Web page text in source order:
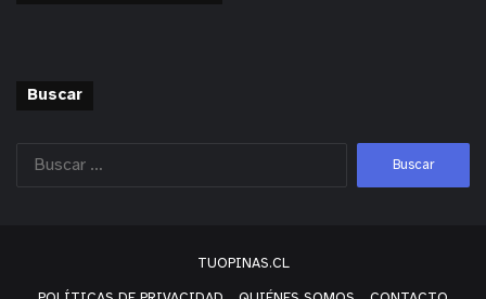
Buscar
TUOPINAS.CL